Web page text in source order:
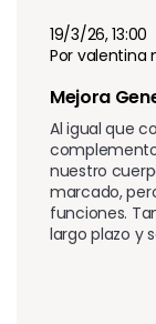
19/3/26, 13:00
Por valentina
Mejora
Al igual que
nuestro
marcado,
funciones.
largo plazo y